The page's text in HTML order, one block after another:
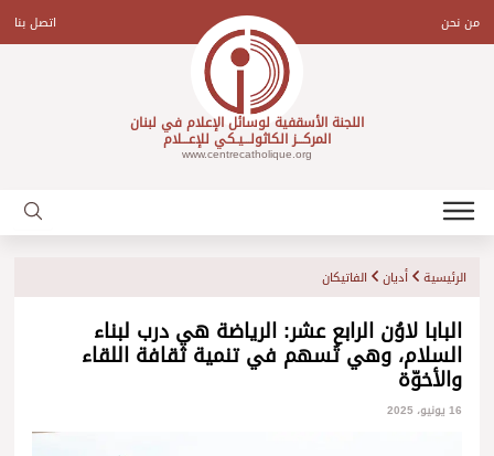
contentمن نحن اتصل بنا
اللجنة الأسقفية لوسائل الإعلام في لبنان
المركـــز الكاثولـــيـكي للإعـــلام
www.centrecatholique.org
الرئيسية أديان الفاتيكان
البابا لاوُن الرابع عشر: الرياضة هي درب لبناء
السلام، وهي تُسهم في تنمية ثقافة اللقاء
والأخوّة
16 يونيو، 2025